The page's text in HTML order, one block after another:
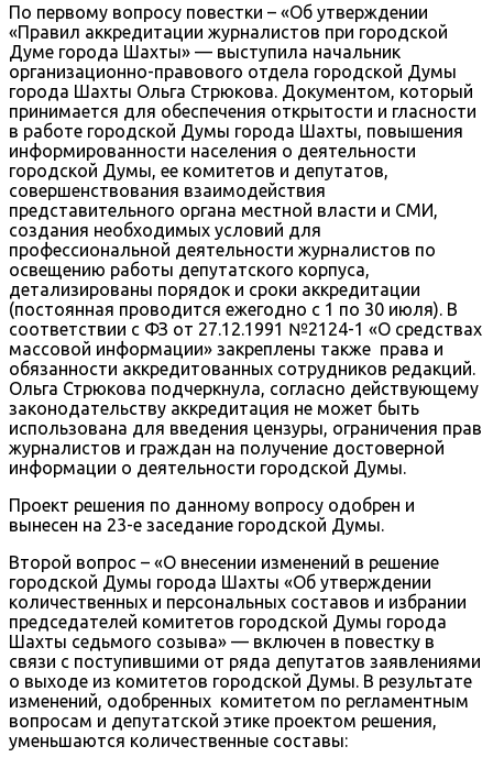
По первому вопросу повестки – «Об утверждении
«Правил аккредитации журналистов при городской
Думе города Шахты» — выступила начальник
организационно-правового отдела городской Думы
города Шахты Ольга Стрюкова. Документом, который
принимается для обеспечения открытости и гласности
в работе городской Думы города Шахты, повышения
информированности населения о деятельности
городской Думы, ее комитетов и депутатов,
совершенствования взаимодействия
представительного органа местной власти и СМИ,
создания необходимых условий для
профессиональной деятельности журналистов по
освещению работы депутатского корпуса,
детализированы порядок и сроки аккредитации
(постоянная проводится ежегодно с 1 по 30 июля). В
соответствии с ФЗ от 27.12.1991 №2124-1 «О средствах
массовой информации» закреплены также права и
обязанности аккредитованных сотрудников редакций.
Ольга Стрюкова подчеркнула, согласно действующему
законодательству аккредитация не может быть
использована для введения цензуры, ограничения прав
журналистов и граждан на получение достоверной
информации о деятельности городской Думы.
Проект решения по данному вопросу одобрен и
вынесен на 23-е заседание городской Думы.
Второй вопрос – «О внесении изменений в решение
городской Думы города Шахты «Об утверждении
количественных и персональных составов и избрании
председателей комитетов городской Думы города
Шахты седьмого созыва» — включен в повестку в
связи с поступившими от ряда депутатов заявлениями
о выходе из комитетов городской Думы. В результате
изменений, одобренных комитетом по регламентным
вопросам и депутатской этике проектом решения,
уменьшаются количественные составы: